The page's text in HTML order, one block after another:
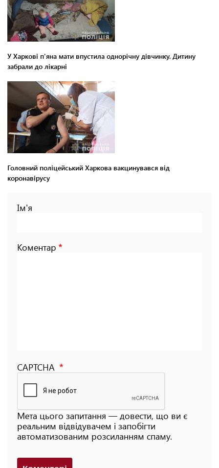
У Харкові п'яна мати впустила однорічну дівчинку. Дитину
забрали до лікарні
Головний поліцейський Харкова вакцинувався від
коронавірусу
Ім'я
Коментар
CAPTCHA
Мета цього запитання — довести, що ви є
реальним відвідувачем і запобігти
автоматизованим розсиланням спаму.